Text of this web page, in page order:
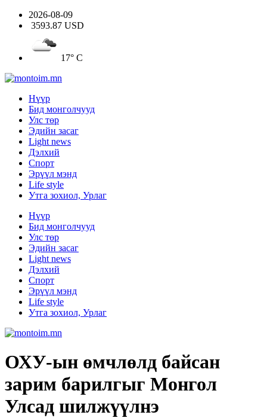
2026-08-09
3593.87 USD
17° C
Нүүр
Бид монголчууд
Улс төр
Эдийн засаг
Light news
Дэлхий
Спорт
Эрүүл мэнд
Life style
Утга зохиол, Урлаг
Нүүр
Бид монголчууд
Улс төр
Эдийн засаг
Light news
Дэлхий
Спорт
Эрүүл мэнд
Life style
Утга зохиол, Урлаг
ОХУ-ын өмчлөлд байсан
зарим барилгыг Монгол
Улсад шилжүүлнэ